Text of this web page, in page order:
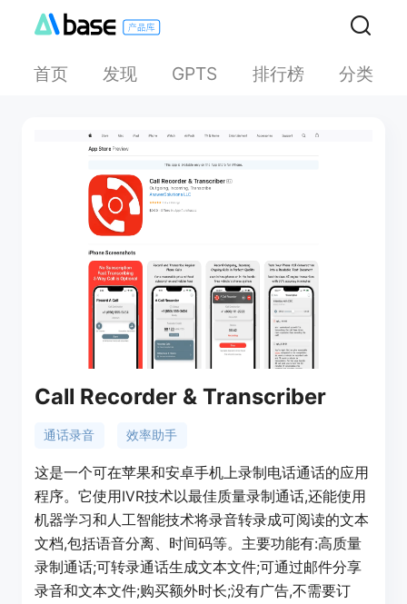
首页 发现 GPTS 排行榜 分类
Call Recorder & Transcriber
通话录音 效率助手
这是一个可在苹果和安卓手机上录制电话通话的应用
程序。它使用IVR技术以最佳质量录制通话,还能使用
机器学习和人工智能技术将录音转录成可阅读的文本
文档,包括语音分离、时间码等。主要功能有:高质量
录制通话;可转录通话生成文本文件;可通过邮件分享
录音和文本文件;购买额外时长;没有广告,不需要订